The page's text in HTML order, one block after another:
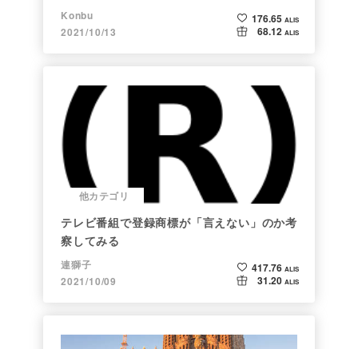
Konbu
2021/10/13
176.65 ALIS
68.12 ALIS
他カテゴリ
テレビ番組で登録商標が「言えない」のか考
察してみる
連獅子
2021/10/09
417.76 ALIS
31.20 ALIS